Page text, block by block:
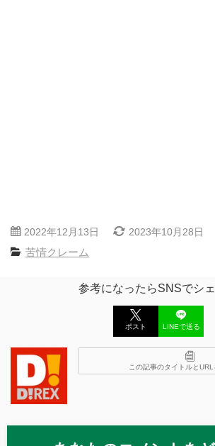
2022年12月13日 2023年10月28日
苦情クレーム
参考になったらSNSでシェ
ポスト LINEで送る
この記事のタイトルと